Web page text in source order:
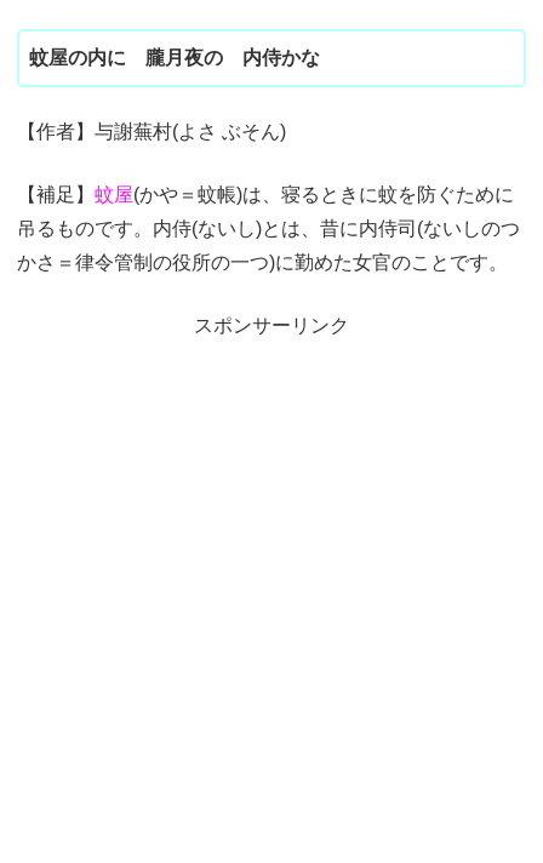
蚊屋の内に 朧月夜の 内侍かな
【作者】与謝蕪村(よさ ぶそん)
【補足】蚊屋(かや＝蚊帳)は、寝るときに蚊を防ぐために
吊るものです。内侍(ないし)とは、昔に内侍司(ないしのつ
かさ＝律令管制の役所の一つ)に勤めた女官のことです。
スポンサーリンク